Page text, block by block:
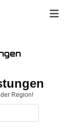
Region!